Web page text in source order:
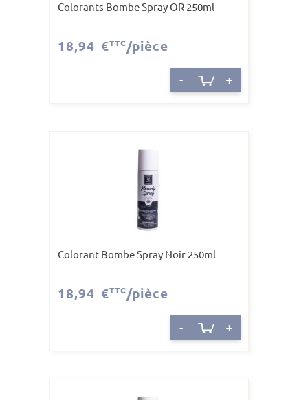
Colorants Bombe Spray OR 250ml
18,94 €TTC /pièce
- +
Colorant Bombe Spray Noir 250ml
18,94 €TTC /pièce
- +